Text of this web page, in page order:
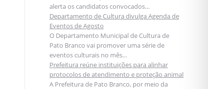
alerta os candidatos convocados…
Departamento de Cultura divulga Agenda de
Eventos de Agosto
O Departamento Municipal de Cultura de
Pato Branco vai promover uma série de
eventos culturais no mês…
Prefeitura reúne instituições para alinhar
protocolos de atendimento e proteção animal
A Prefeitura de Pato Branco, por meio da